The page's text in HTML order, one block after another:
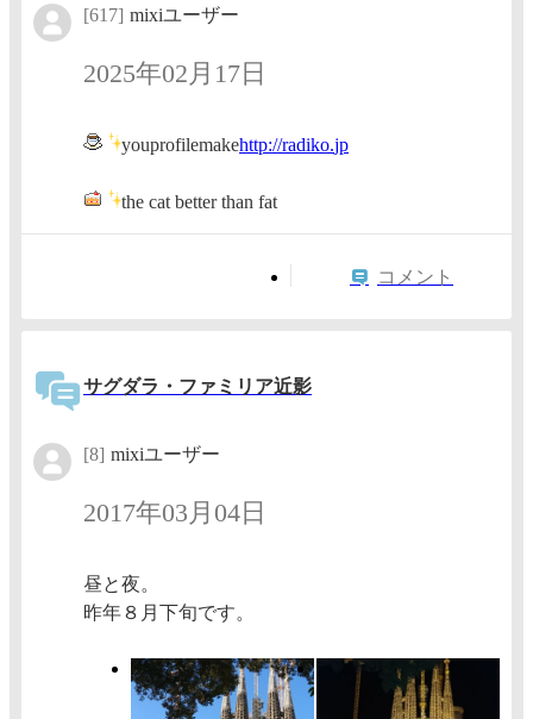
[617] mixiユーザー
2025年02月17日
youprofilemakehttp://radiko.jp
the cat better than fat
コメント
サグダラ・ファミリア近影
[8] mixiユーザー
2017年03月04日
昼と夜。
昨年８月下旬です。